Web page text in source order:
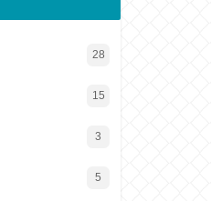
28
15
3
5